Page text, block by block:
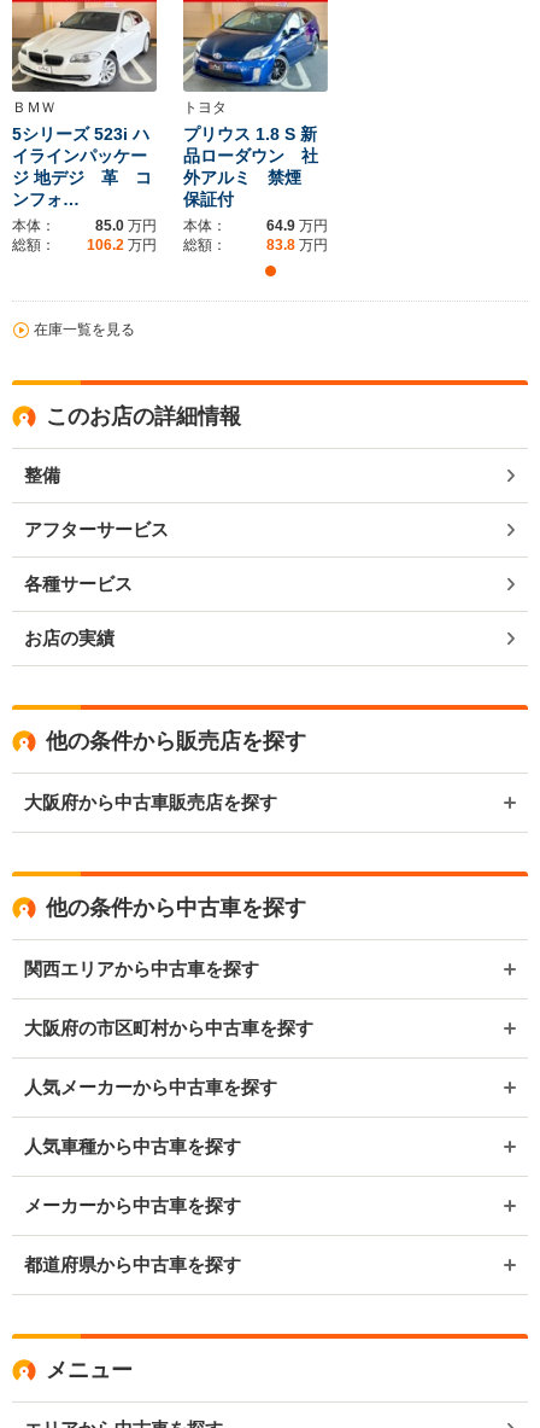
ＢＭＷ
5シリーズ 523i ハ
イラインパッケー
ジ 地デジ 革 コ
ンフォ…
本体： 85.0 万円
総額：
106.2 万円
トヨタ
プリウス 1.8 S 新
品ローダウン 社
外アルミ 禁煙
保証付
本体： 64.9 万円
総額：
83.8 万円
在庫一覧を見る
このお店の詳細情報
整備
アフターサービス
各種サービス
お店の実績
他の条件から販売店を探す
大阪府から中古車販売店を探す
他の条件から中古車を探す
関西エリアから中古車を探す
大阪府の市区町村から中古車を探す
人気メーカーから中古車を探す
人気車種から中古車を探す
メーカーから中古車を探す
都道府県から中古車を探す
メニュー